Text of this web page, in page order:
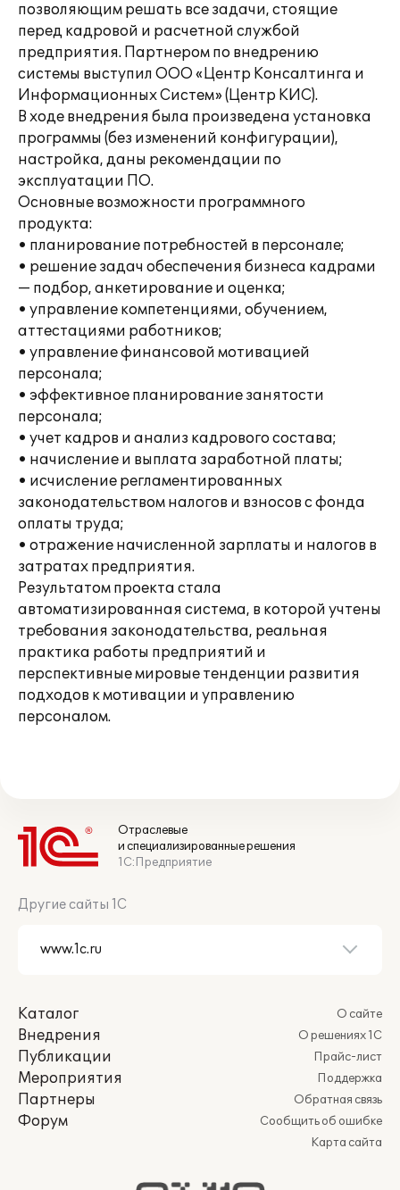
позволяющим решать все задачи, стоящие
перед кадровой и расчетной службой
предприятия. Партнером по внедрению
системы выступил ООО «Центр Консалтинга и
Информационных Систем» (Центр КИС).
В ходе внедрения была произведена установка
программы (без изменений конфигурации),
настройка, даны рекомендации по
эксплуатации ПО.
Основные возможности программного
продукта:
• планирование потребностей в персонале;
• решение задач обеспечения бизнеса кадрами
— подбор, анкетирование и оценка;
• управление компетенциями, обучением,
аттестациями работников;
• управление финансовой мотивацией
персонала;
• эффективное планирование занятости
персонала;
• учет кадров и анализ кадрового состава;
• начисление и выплата заработной платы;
• исчисление регламентированных
законодательством налогов и взносов с фонда
оплаты труда;
• отражение начисленной зарплаты и налогов в
затратах предприятия.
Результатом проекта стала
автоматизированная система, в которой учтены
требования законодательства, реальная
практика работы предприятий и
перспективные мировые тенденции развития
подходов к мотивации и управлению
персоналом.
Отраслевые
и специализированные решения
1С:Предприятие
Другие сайты 1С
Каталог
Внедрения
Публикации
Мероприятия
Партнеры
Форум
О сайте
О решениях 1С
Прайс-лист
Поддержка
Обратная связь
Сообщить об ошибке
Карта сайта